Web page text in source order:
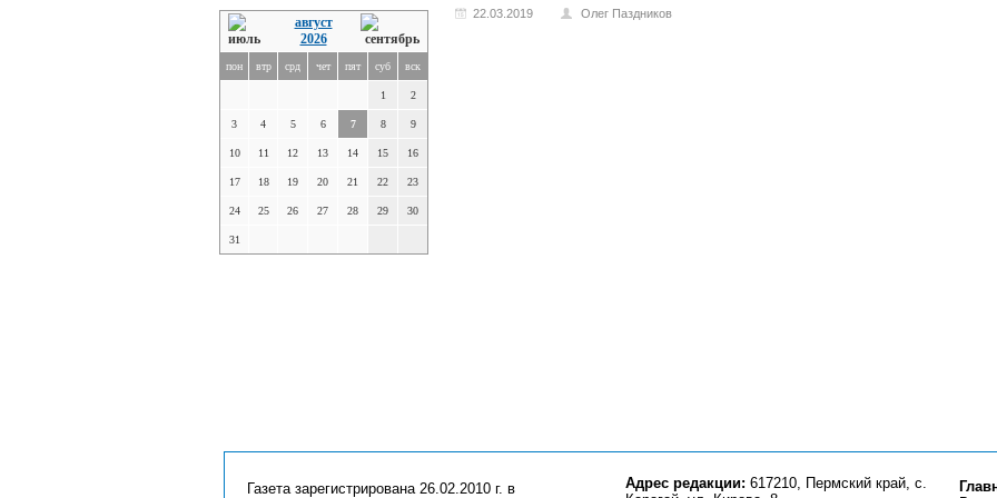
август
2026
пон втр срд чет пят суб вск
1 2
3 4 5 6 7 8 9
10 11 12 13 14 15 16
17 18 19 20 21 22 23
24 25 26 27 28 29 30
31
22.03.2019 Олег Паздников
Газета зарегистрирована 26.02.2010 г. в
Адрес редакции: 617210, Пермский край, с.